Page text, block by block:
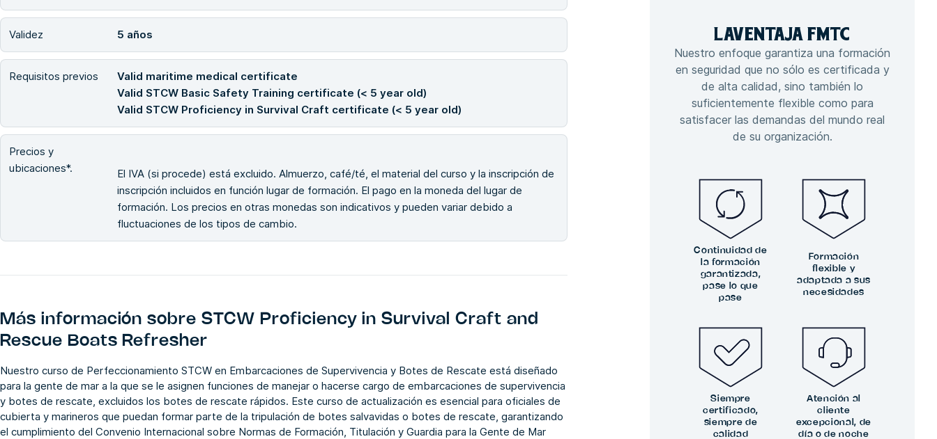
Validez 5 años
Requisitos previos
Valid maritime medical certificate
Valid STCW Basic Safety Training certificate (< 5 year old)
Valid STCW Proficiency in Survival Craft certificate (< 5 year old)
Precios y
ubicaciones*.
El IVA (si procede) está excluido. Almuerzo, café/té, el material del curso y la inscripción de
inscripción incluidos en función lugar de formación. El pago en la moneda del lugar de
formación. Los precios en otras monedas son indicativos y pueden variar debido a
fluctuaciones de los tipos de cambio.
Más información sobreSTCW Proficiency in Survival Craft and
Rescue Boats Refresher
Nuestro curso de Perfeccionamiento STCW en Embarcaciones de Supervivencia y Botes de Rescate está diseñado
para la gente de mar a la que se le asignen funciones de manejar o hacerse cargo de embarcaciones de supervivencia
y botes de rescate, excluidos los botes de rescate rápidos. Este curso de actualización es esencial para oficiales de
cubierta y marineros que puedan formar parte de la tripulación de botes salvavidas o botes de rescate, garantizando
el cumplimiento del Convenio Internacional sobre Normas de Formación, Titulación y Guardia para la Gente de Mar
LAVENTAJA FMTC
Nuestro enfoque garantiza una formación
en seguridad que no sólo es certificada y
de alta calidad, sino también lo
suficientemente flexible como para
satisfacer las demandas del mundo real
de su organización.
Continuidad de
la formación
garantizada,
pase lo que
pase
Formación
flexible y
adaptada a sus
necesidades
Siempre
certificado,
siempre de
calidad
Atención al
cliente
excepcional, de
día o de noche